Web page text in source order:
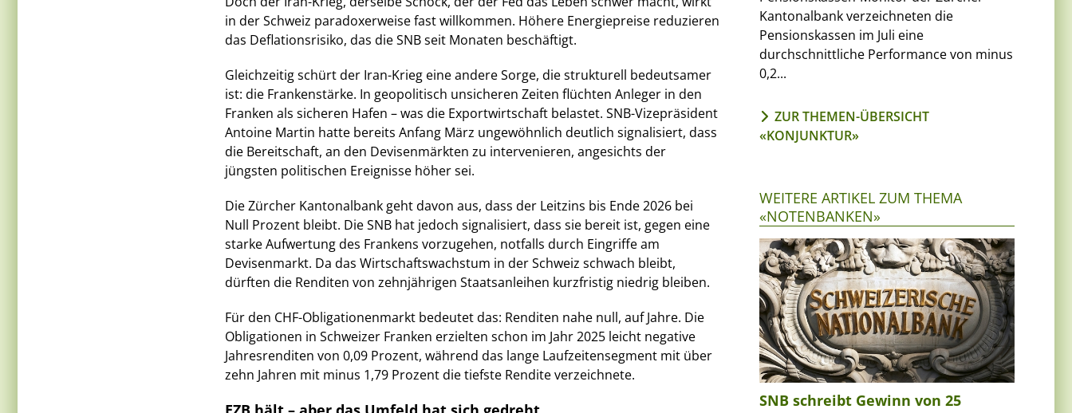
in der Schweiz paradoxerweise fast willkommen. Höhere Energiepreise reduzieren
das Deflationsrisiko, das die SNB seit Monaten beschäftigt.
Gleichzeitig schürt der Iran-Krieg eine andere Sorge, die strukturell bedeutsamer
ist: die Frankenstärke. In geopolitisch unsicheren Zeiten flüchten Anleger in den
Franken als sicheren Hafen – was die Exportwirtschaft belastet. SNB-Vizepräsident
Antoine Martin hatte bereits Anfang März ungewöhnlich deutlich signalisiert, dass
die Bereitschaft, an den Devisenmärkten zu intervenieren, angesichts der
jüngsten politischen Ereignisse höher sei.
Die Zürcher Kantonalbank geht davon aus, dass der Leitzins bis Ende 2026 bei
Null Prozent bleibt. Die SNB hat jedoch signalisiert, dass sie bereit ist, gegen eine
starke Aufwertung des Frankens vorzugehen, notfalls durch Eingriffe am
Devisenmarkt. Da das Wirtschaftswachstum in der Schweiz schwach bleibt,
dürften die Renditen von zehnjährigen Staatsanleihen kurzfristig niedrig bleiben.
Für den CHF-Obligationenmarkt bedeutet das: Renditen nahe null, auf Jahre. Die
Obligationen in Schweizer Franken erzielten schon im Jahr 2025 leicht negative
Jahresrenditen von 0,09 Prozent, während das lange Laufzeitensegment mit über
zehn Jahren mit minus 1,79 Prozent die tiefste Rendite verzeichnete.
Kantonalbank verzeichneten die
Pensionskassen im Juli eine
durchschnittliche Performance von minus
0,2...
ZUR THEMEN-ÜBERSICHT
«KONJUNKTUR»
WEITERE ARTIKEL ZUM THEMA
«NOTENBANKEN»
SNB schreibt Gewinn von 25